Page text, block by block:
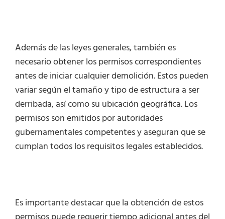
Además de las leyes generales, también es
necesario obtener los permisos correspondientes
antes de iniciar cualquier demolición. Estos pueden
variar según el tamaño y tipo de estructura a ser
derribada, así como su ubicación geográfica. Los
permisos son emitidos por autoridades
gubernamentales competentes y aseguran que se
cumplan todos los requisitos legales establecidos.
Es importante destacar que la obtención de estos